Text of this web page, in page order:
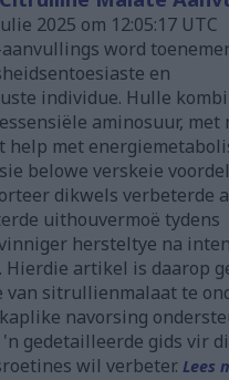
2025 om 12:05:17 UTC
word
en
individue. Hulle
aminosuur, met
help met
belowe verskeie
dikwels verbeterde
uithouvermoë tydens
hersteltye na
artikel is daarop
van sitrullienmalaat te
navorsing
gedetailleerde gids vir
wil verbeter.Lees